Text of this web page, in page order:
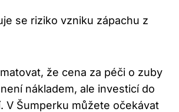
se riziko vzniku zápachu z
že cena za péči o zuby
nákladem, ale investicí do
V Šumperku můžete očekávat